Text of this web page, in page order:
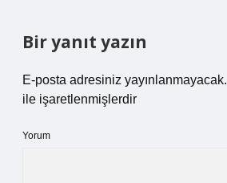
Bir yanıt yazın
E-posta adresiniz yayınlanmayacak.
ile işaretlenmişlerdir
Yorum